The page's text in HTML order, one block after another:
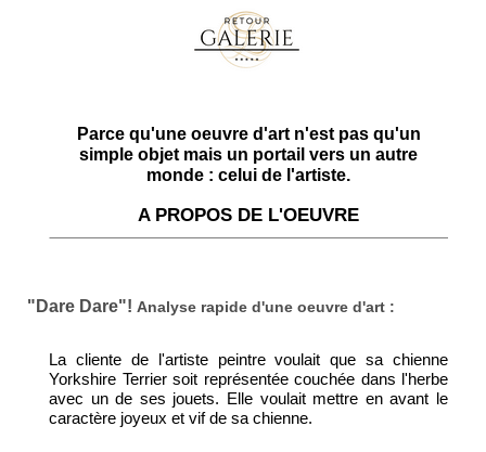
Parce qu'une oeuvre d'art n'est pas qu'un
simple objet mais un portail vers un autre
monde : celui de l'artiste.
A PROPOS DE L'OEUVRE
"Dare Dare"! Analyse rapide d'une oeuvre d'art :
La cliente de l'artiste peintre voulait que sa chienne
Yorkshire Terrier soit représentée couchée dans l'herbe
avec un de ses jouets. Elle voulait mettre en avant le
caractère joyeux et vif de sa chienne.